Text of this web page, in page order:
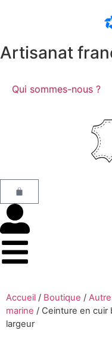
Artisanat
Qui sommes-nous ?
Accueil / Boutique /
marine / Ceinture en cuir
largeur